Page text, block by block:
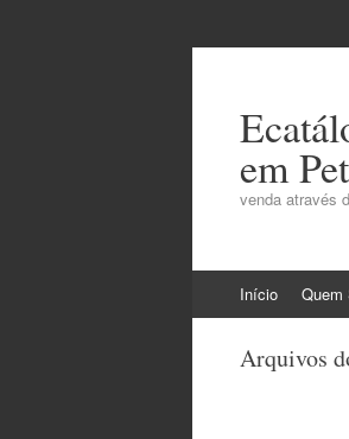
em
venda através
para
conteúdo
Início Quem
Arquivos